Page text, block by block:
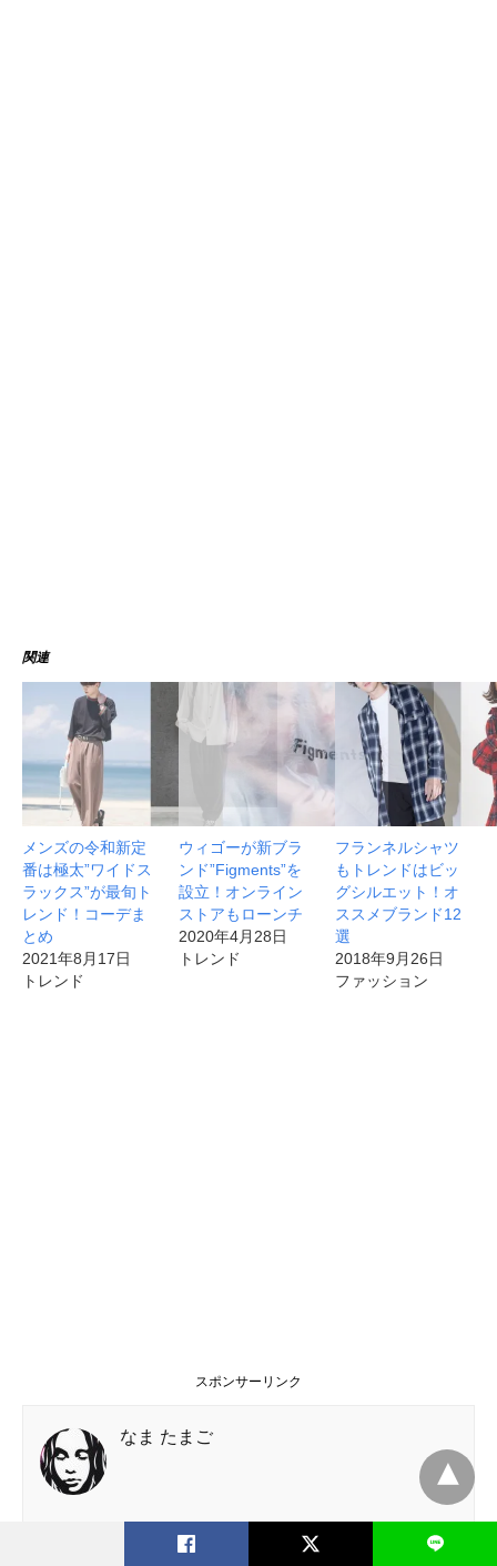
関連
メンズの令和新定
番は極太”ワイドス
ラックス”が最旬ト
レンド！コーデま
とめ
2021年8月17日
トレンド
ウィゴーが新ブラ
ンド”Figments”を
設立！オンライン
ストアもローンチ
2020年4月28日
トレンド
フランネルシャツ
もトレンドはビッ
グシルエット！オ
ススメブランド12
選
2018年9月26日
ファッション
スポンサーリンク
なま たまご
NEXT
L